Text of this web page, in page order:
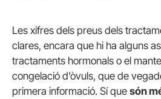
Les xifres dels preus dels
clares, encara que hi ha alguns
tractaments hormonals o el
congelació d’òvuls, que de
primera informació. Sí que són